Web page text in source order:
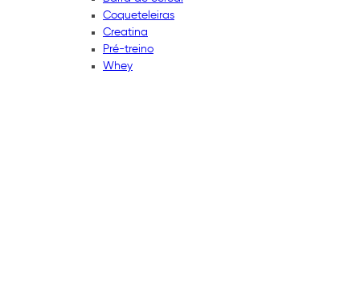
Coqueteleiras
Creatina
Pré-treino
Whey